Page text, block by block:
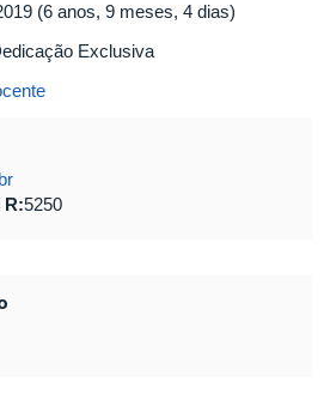
(6 anos, 9 meses, 4 dias)
Exclusiva
R:5250